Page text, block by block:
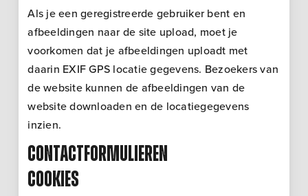
Als je een geregistreerde gebruiker bent en
afbeeldingen naar de site upload, moet je
voorkomen dat je afbeeldingen uploadt met
daarin EXIF GPS locatie gegevens. Bezoekers van
de website kunnen de afbeeldingen van de
website downloaden en de locatiegegevens
inzien.
Contactformulieren
Cookies